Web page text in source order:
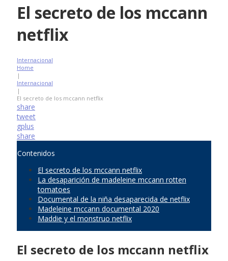
El secreto de los mccann
netflix
Internacional
Home
|
Internacional
|
El secreto de los mccann netflix
share
tweet
gplus
share
Contenidos
El secreto de los mccann netflix
La desaparición de madeleine mccann rotten
tomatoes
Documental de la niña desaparecida de netflix
Madeleine mccann documental 2020
Maddie y el monstruo netflix
El secreto de los mccann netflix